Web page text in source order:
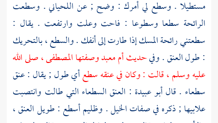
مستطيلا . وسطع لي أمرك : وضح ; عن اللحياني. وسطعت
الرائحة سطعا وسطوعا : فاحت وعلت وارتفعت . يقال :
سطعتني رائحة المسك إذا طارت إلى أنفك . والسطع ، بالتحريك
: طول العنق . وفيحديثأم معبدوصفتها المصطفى ، صلى الله
عليه وسلم ، قالت : وكان في عنقه سطعأي طول ; يقال : عنق
سطعاء . قالأبو عبيدة : العنق السطعاء التي طالت وانتصبت
علابيها ; ذكره في صفات الخيل . وظليم أسطع : طويل العنق ،